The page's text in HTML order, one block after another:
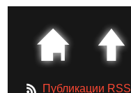
Публикации RSS